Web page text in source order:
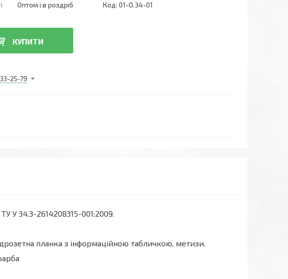
Оптом і в роздріб Код: 01-О.34-01
КУПИТИ
25-79
У 34.3-2614208315-001:2009.
планка з інформаційною табличкою, метизи.